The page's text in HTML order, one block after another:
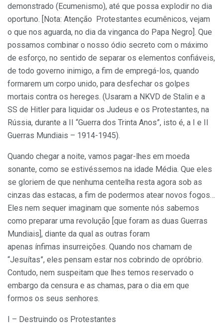
demonstrado (Ecumenismo), até que possa explodir no dia
oportuno. [Nota: Atenção Protestantes ecumênicos, vejam
o que nos aguarda, no dia da vinganca do Papa Negro]. Que
possamos combinar o nosso ódio secreto com o máximo
de esforço, no sentido de separar os elementos confiáveis,
de todo governo inimigo, a fim de empregá-los, quando
formarem um corpo unido, para desfechar os golpes
mortais contra os hereges. (Usaram a NKVD de Stalin e a
SS de Hitler para liquidar os Judeus e os Protestantes, na
Rússia, durante a II “Guerra dos Trinta Anos”, isto é, a I e II
Guerras Mundiais – 1914-1945).
Quando chegar a noite, vamos pagar-lhes em moeda
sonante, como se estivéssemos na idade Média. Que eles
se gloriem de que nenhuma centelha resta agora sob as
cinzas das estacas, a fim de podermos atear novos fogos…
Eles nem sequer imaginam que somente nós sabemos
como preparar uma revolução [que foram as duas Guerras
Mundiais], diante da qual as outras foram
apenas ínfimas insurreições. Quando nos chamam de
“Jesuítas”, eles pensam estar nos cobrindo de opróbrio.
Contudo, nem suspeitam que lhes temos reservado o
embargo da censura e as chamas, para o dia em que
formos os seus senhores.
I – Destruindo os Protestantes